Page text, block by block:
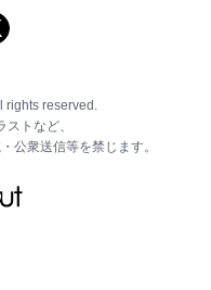
rights reserved.
トなど、
公衆送信等を禁じます。